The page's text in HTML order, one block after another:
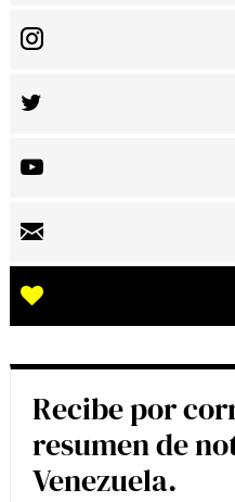
Recibe por
resumen de
Venezuela.